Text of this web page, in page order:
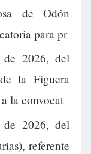
de Odón
para pr
de 2026, del
la Figuera
la convocat
de 2026, del
referente